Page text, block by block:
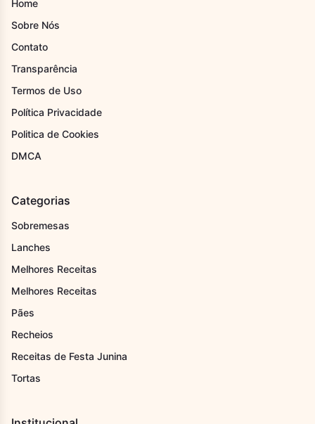
Home
Sobre Nós
Contato
Transparência
Termos de Uso
Política Privacidade
Politica de Cookies
DMCA
Categorias
Sobremesas
Lanches
Melhores Receitas
Melhores Receitas
Pães
Recheios
Receitas de Festa Junina
Tortas